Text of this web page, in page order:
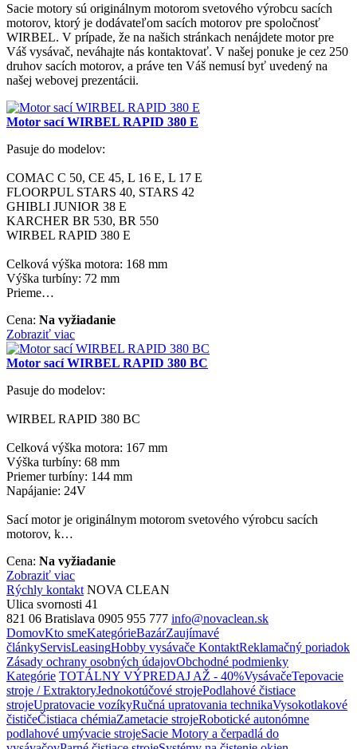
Sacie motory sú originálnym motorom svetového výrobcu sacích
motorov, ktorý je dodávateľom sacích motorov pre spoločnosť
WIRBEL. V prípade, že na našich stránkach nenájdete motor pre
Váš vysávač, neváhajte nás kontaktovať. V našej ponuke je cez 250
druhov sacích motorov, a práve ten Váš nemusí byť uvedený na
našej webovej prezentácii.
Motor sací WIRBEL RAPID 380 E
Pasuje do modelov:
COMAC C 50, CE 45, L 16 E, L 17 E
FLOORPUL STARS 40, STARS 42
GHIBLI JUNIOR 38 E
KARCHER BR 530, BR 550
WIRBEL RAPID 380 E
Celková výška motora: 168 mm
Výška turbíny: 72 mm
Prieme…
Cena: Na vyžiadanie
Zobraziť viac
Motor sací WIRBEL RAPID 380 BC
Pasuje do modelov:
WIRBEL RAPID 380 BC
Celková výška motora: 167 mm
Výška turbíny: 68 mm
Priemer turbíny: 144 mm
Napájanie: 24V
Sací motor je originálnym motorom svetového výrobcu sacích
motorov, k…
Cena: Na vyžiadanie
Zobraziť viac
Rýchly kontakt NOVA CLEAN
Ulica svornosti 41
821 06 Bratislava 0905 955 777 info@novaclean.sk
DomovKto smeKategórieBazárZaujímavé
článkyServisLeasingHobby vysávače KontaktReklamačný poriadok
Zásady ochrany osobných údajovObchodné podmienky
Kategórie TOTÁLNY VÝPREDAJ AŽ - 40%VysávačeTepovacie
stroje / ExtraktoryJednokotúčové strojePodlahové čistiace
strojeUpratovacie vozíkyRučná upratovania technikaVysokotlakové
čističeČistiaca chémiaZametacie strojeRobotické autonómne
podlahové umývacie strojeSacie Motory a čerpadlá do